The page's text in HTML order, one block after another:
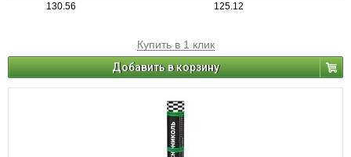
130.56 125.12
Купить в 1 клик
Добавить в корзину